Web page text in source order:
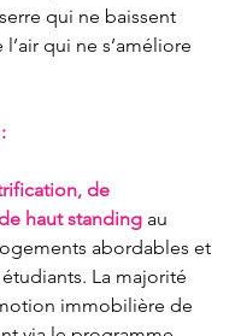
qui ne baissent
qui ne s’améliore
de
haut standing au
abordables et
La majorité
immobilière de